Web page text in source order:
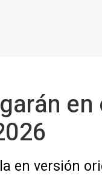
en versión